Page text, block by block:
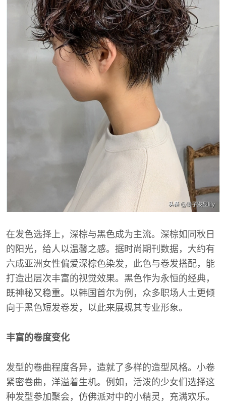
在发色选择上，深棕与黑色成为主流。深棕如同秋日
的阳光，给人以温馨之感。据时尚期刊数据，大约有
六成亚洲女性偏爱深棕色染发，此色与卷发搭配，能
打造出层次丰富的视觉效果。黑色作为永恒的经典，
既神秘又稳重。以韩国首尔为例，众多职场人士更倾
向于黑色短发卷发，以此来展现其专业形象。
丰富的卷度变化
发型的卷曲程度各异，造就了多样的造型风格。小卷
紧密卷曲，洋溢着生机。例如，活泼的少女们选择这
种发型参加聚会，仿佛派对中的小精灵，充满欢乐。